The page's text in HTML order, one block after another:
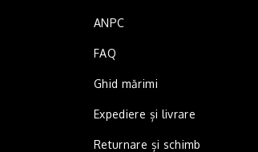
ANPC
FAQ
Ghid mărimi
Expediere și livrare
Returnare și schimb